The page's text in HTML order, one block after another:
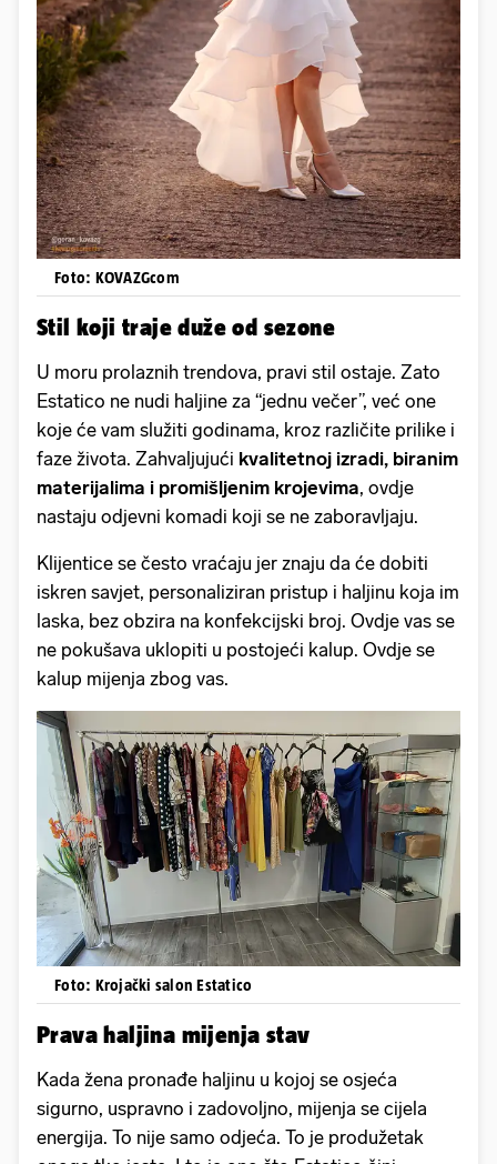
Foto: KOVAZGcom
Stil koji traje duže od sezone
U moru prolaznih trendova, pravi stil ostaje. Zato
Estatico ne nudi haljine za “jednu večer”, već one
koje će vam služiti godinama, kroz različite prilike i
faze života. Zahvaljujući kvalitetnoj izradi, biranim
materijalima i promišljenim krojevima, ovdje
nastaju odjevni komadi koji se ne zaboravljaju.
Klijentice se često vraćaju jer znaju da će dobiti
iskren savjet, personaliziran pristup i haljinu koja im
laska, bez obzira na konfekcijski broj. Ovdje vas se
ne pokušava uklopiti u postojeći kalup. Ovdje se
kalup mijenja zbog vas.
Foto: Krojački salon Estatico
Prava haljina mijenja stav
Kada žena pronađe haljinu u kojoj se osjeća
sigurno, uspravno i zadovoljno, mijenja se cijela
energija. To nije samo odjeća. To je produžetak